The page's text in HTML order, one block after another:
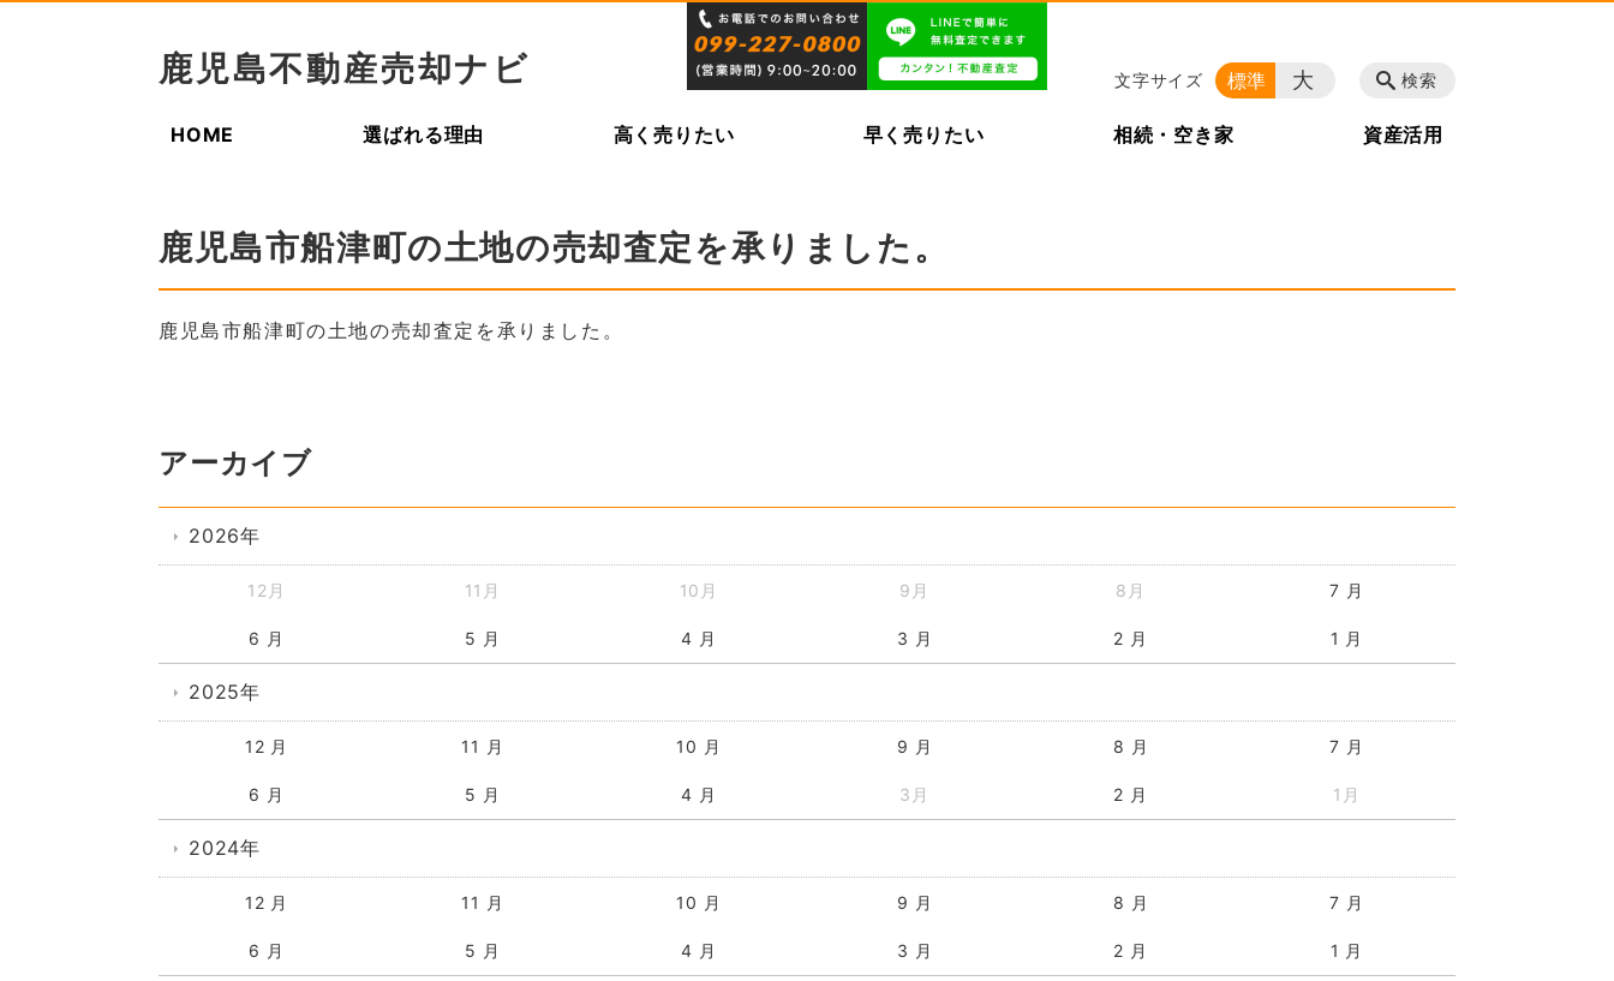
鹿児島不動産売却ナビ
HOME 選ばれる理由 高く売りたい 早く売りたい 相続・空き家 資産活用
検索
文字サイズ 標準 大
鹿児島市船津町の土地の売却査定を承りました。
鹿児島市船津町の土地の売却査定を承りました。
アーカイブ
2026年
12月 11月 10月 9月 8月 7 月
6 月 5 月 4 月 3 月 2 月 1 月
2025年
12 月 11 月 10 月 9 月 8 月 7 月
6 月 5 月 4 月 3月 2 月 1月
2024年
12 月 11 月 10 月 9 月 8 月 7 月
6 月 5 月 4 月 3 月 2 月 1 月